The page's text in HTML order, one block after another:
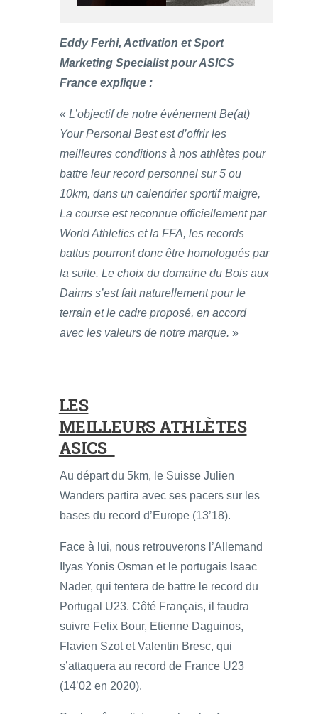
Eddy Ferhi, Activation et Sport
Marketing Specialist pour ASICS
France explique :
« L’objectif de notre événement Be(at)
Your Personal Best est d’offrir les
meilleures conditions à nos athlètes pour
battre leur record personnel sur 5 ou
10km, dans un calendrier sportif maigre,
La course est reconnue officiellement par
World Athletics et la FFA, les records
battus pourront donc être homologués par
la suite. Le choix du domaine du Bois aux
Daims s’est fait naturellement pour le
terrain et le cadre proposé, en accord
avec les valeurs de notre marque. »
LES
MEILLEURS ATHLÈTES
ASICS
Au départ du 5km, le Suisse Julien
Wanders partira avec ses pacers sur les
bases du record d’Europe (13’18).
Face à lui, nous retrouverons l’Allemand
Ilyas Yonis Osman et le portugais Isaac
Nader, qui tentera de battre le record du
Portugal U23. Côté Français, il faudra
suivre Felix Bour, Etienne Daguinos,
Flavien Szot et Valentin Bresc, qui
s’attaquera au record de France U23
(14’02 en 2020).